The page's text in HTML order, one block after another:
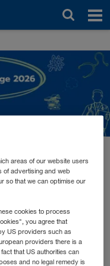
marzo 2026
und
Regeneration sind
und
areas of our website users
of advertising and web
so that we can optimise our
cookies to process
you agree that
US providers such as
providers there is a
that US authorities can
and no legal remedy is